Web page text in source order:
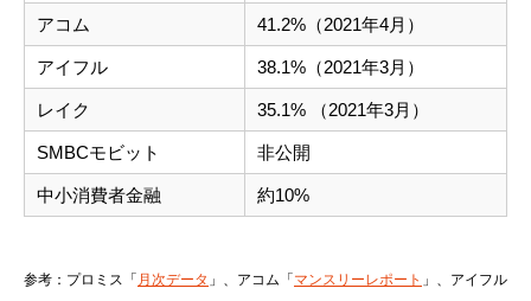
アコム 41.2%（2021年4月）
アイフル 38.1%（2021年3月）
レイク 35.1% （2021年3月）
SMBCモビット 非公開
中小消費者金融 約10%
参考：プロミス「 月次データ 」、アコム「マンスリーレポート 」、アイフル